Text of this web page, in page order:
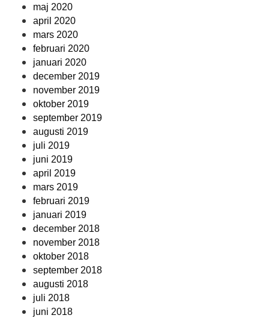
maj 2020
april 2020
mars 2020
februari 2020
januari 2020
december 2019
november 2019
oktober 2019
september 2019
augusti 2019
juli 2019
juni 2019
april 2019
mars 2019
februari 2019
januari 2019
december 2018
november 2018
oktober 2018
september 2018
augusti 2018
juli 2018
juni 2018